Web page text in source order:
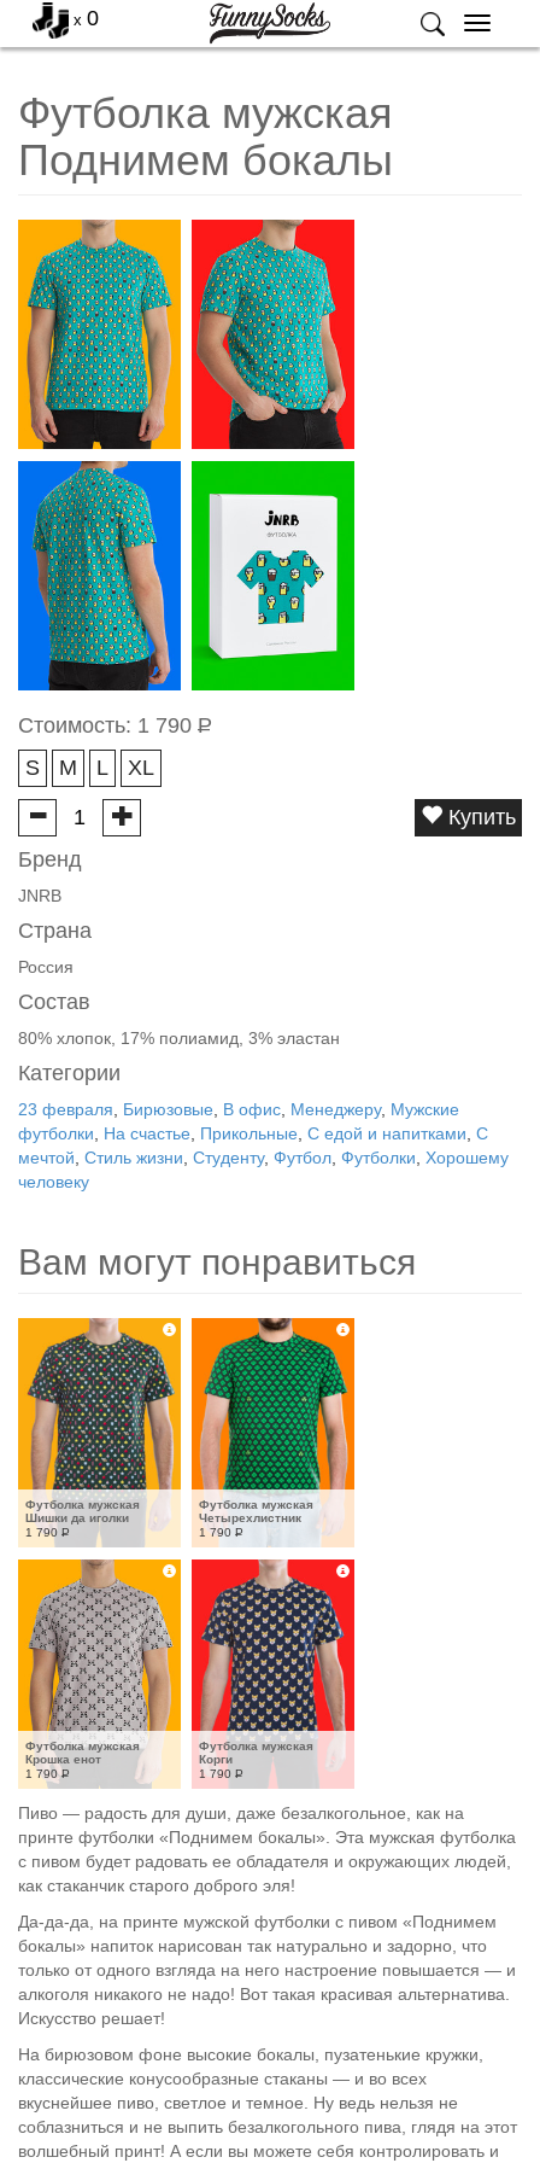
Меню
x 0
Футболка мужская
Поднимем бокалы
Стоимость: 1 790 Р
S
M L XL
Купить
Бренд
JNRB
Страна
Россия
Состав
80% хлопок, 17% полиамид, 3% эластан
Категории
23 февраля Бирюзовые В офис Менеджеру, Мужские
футболки
На счастье Прикольные С едой и напитками С
мечтой Стиль жизни Студенту, Футбол Футболки
Хорошему
человеку
Вам могут понравиться
Футболка мужская
Шишки да иголки
1 790 Р
Футболка мужская
Четырехлистник
1 790 Р
Футболка мужская
Крошка енот
1 790 Р
Футболка мужская
Корги
1 790 Р
Пиво — радость для души, даже безалкогольное, как на
принте футболки «Поднимем бокалы». Эта мужская футболка
с пивом будет радовать ее обладателя и окружающих людей,
как стаканчик старого доброго эля!
Да-да-да, на принте мужской футболки с пивом «Поднимем
бокалы» напиток нарисован так натурально и задорно, что
только от одного взгляда на него настроение повышается — и
алкоголя никакого не надо! Вот такая красивая альтернатива.
Искусство решает!
На бирюзовом фоне высокие бокалы, пузатенькие кружки,
классические конусообразные стаканы — и во всех
вкуснейшее пиво, светлое и темное. Ну ведь нельзя не
соблазниться и не выпить безалкогольного пива, глядя на этот
волшебный принт! А если вы можете себя контролировать и